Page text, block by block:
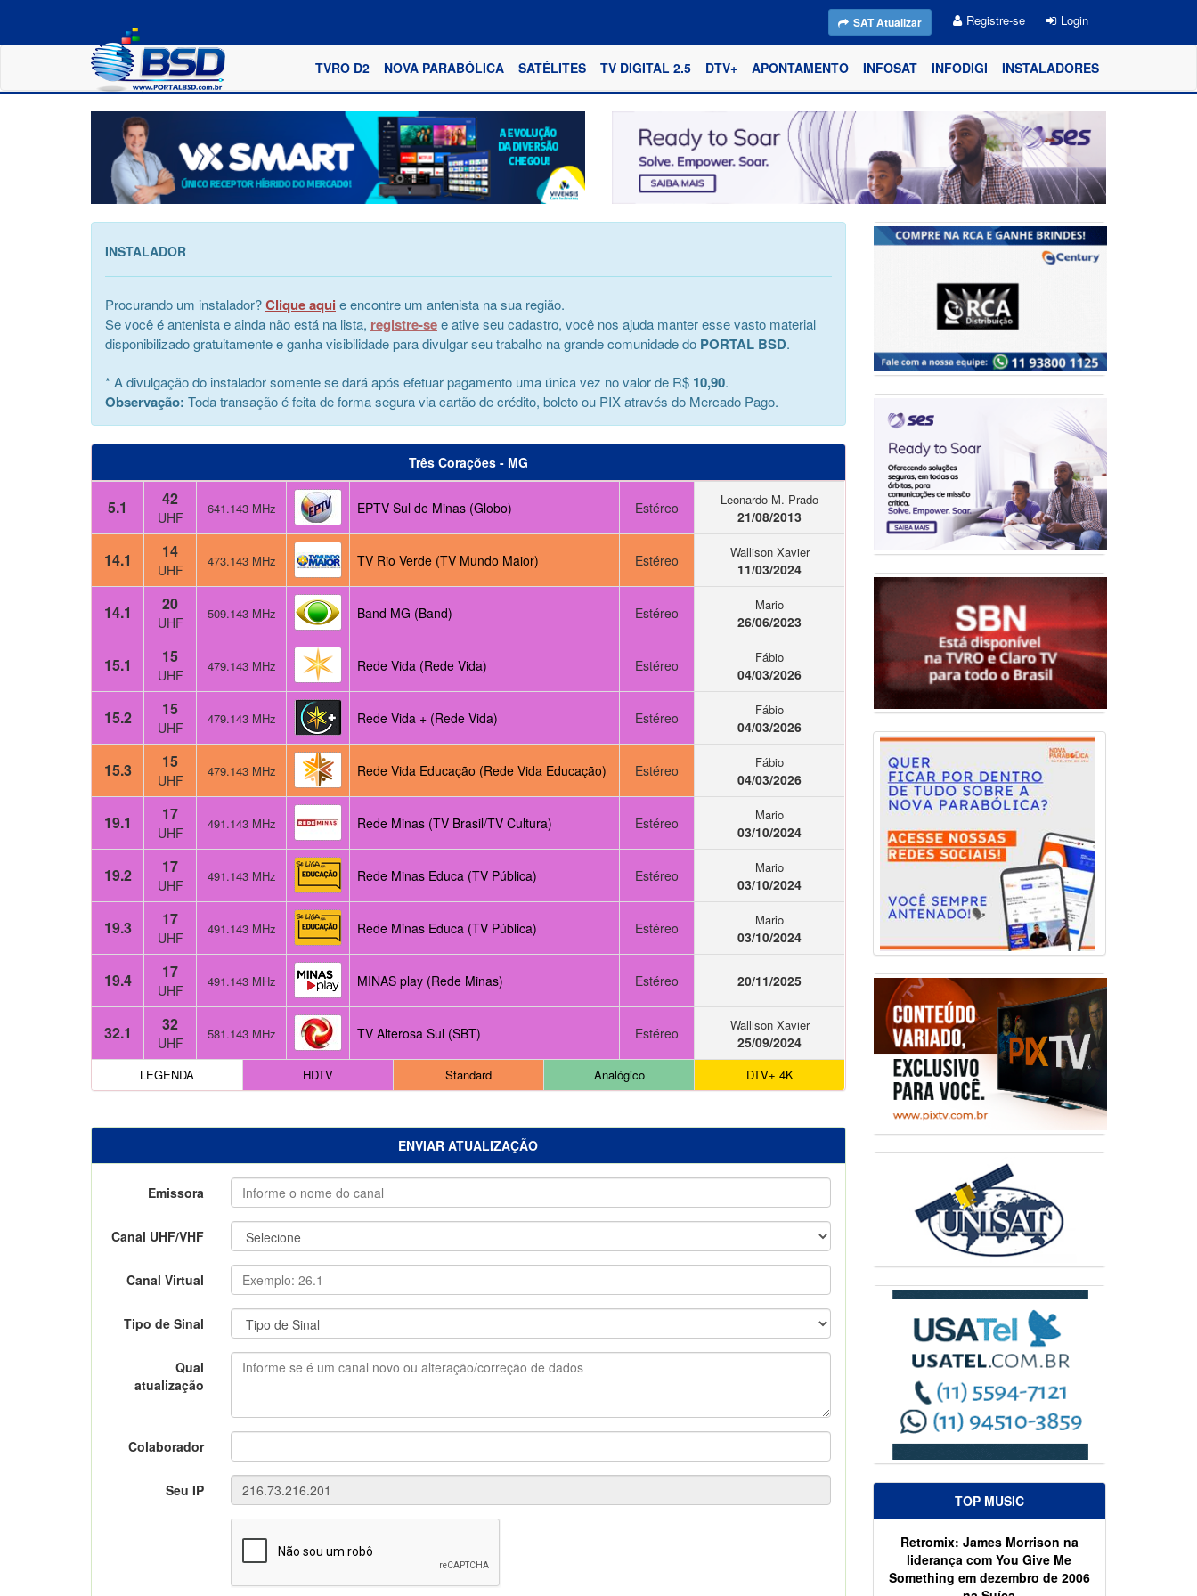
SAT Atualizar Registre-se Login
TVRO D2 NOVA PARABÓLICA SATÉLITES TV DIGITAL 2.5 DTV+ APONTAMENTO INFOSAT INFODIGI INSTALADORES
INSTALADOR
Procurando um instalador?Clique aqui e encontre um antenista na sua região.
Se você é antenista e ainda não está na lista, registre-see ative seu cadastro, você nos ajuda manter esse vasto material
disponibilizado gratuitamente e ganha visibilidade para divulgar seu trabalho na grande comunidade do PORTAL BSD.
* A divulgação do instalador somente se dará após efetuar pagamento uma única vez no valor de R$ 10,90.
Observação: Toda transação é feita de forma segura via cartão de crédito, boleto ou PIX através do Mercado Pago.
Três Corações - MG
5.1 42
UHF
641.143 MHz EPTV Sul de Minas (Globo) Estéreo Leonardo M. Prado
21/08/2013
14.1 14
UHF
473.143 MHz TV Rio Verde (TV Mundo Maior) Estéreo Wallison Xavier
11/03/2024
14.1 20
UHF
509.143 MHz Band MG (Band) Estéreo Mario
26/06/2023
15.1 15
UHF
479.143 MHz Rede Vida (Rede Vida) Estéreo Fábio
04/03/2026
15.2 15
UHF
479.143 MHz Rede Vida + (Rede Vida) Estéreo Fábio
04/03/2026
15.3 15
UHF
479.143 MHz Rede Vida Educação (Rede Vida Educação) Estéreo Fábio
04/03/2026
19.1 17
UHF
491.143 MHz Rede Minas (TV Brasil/TV Cultura) Estéreo Mario
03/10/2024
19.2 17
UHF
491.143 MHz Rede Minas Educa (TV Pública) Estéreo Mario
03/10/2024
19.3 17
UHF
491.143 MHz Rede Minas Educa (TV Pública) Estéreo Mario
03/10/2024
19.4 17
UHF
491.143 MHz MINAS play (Rede Minas) Estéreo 20/11/2025
32.1 32
UHF
581.143 MHz TV Alterosa Sul (SBT) Estéreo Wallison Xavier
25/09/2024
LEGENDA HDTV Standard Analógico DTV+ 4K
ENVIAR ATUALIZAÇÃO
Emissora
Canal UHF/VHF
Canal Virtual
Tipo de Sinal
Qual
atualização
Colaborador
Seu IP
TOP MUSIC
Retromix: James Morrison na
liderança com You Give Me
Something em dezembro de 2006